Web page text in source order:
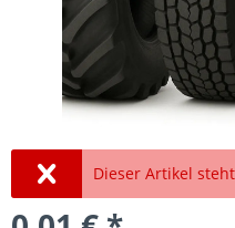
Dieser Artikel